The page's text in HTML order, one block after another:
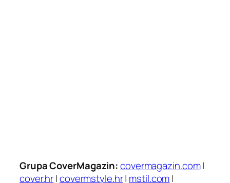
Grupa CoverMagazin:covermagazin.com|
cover.hr|covermstyle.hr| mstil.com|